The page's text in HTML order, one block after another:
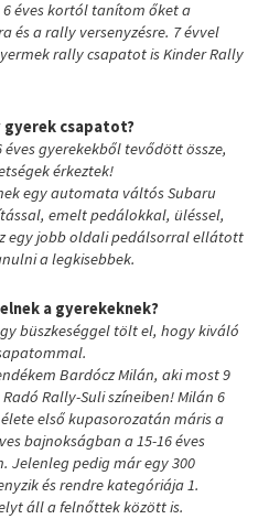
éves kortól tanítom őket a
és a rally versenyzésre. 7 évvel
rally csapatot is Kinder Rally
gyerek csapatot?
éves gyerekekből tevődött össze,
érkeztek!
egy automata váltós Subaru
emelt pedálokkal, üléssel,
egy jobb oldali pedálsorral ellátott
a legkisebbek.
a gyerekeknek?
büszkeséggel tölt el, hogy kiváló
Bardócz Milán, aki most 9
Rally-Suli színeiben! Milán 6
első kupasorozatán máris a
bajnokságban a 15-16 éves
Jelenleg pedig már egy 300
és rendre kategóriája 1.
áll a felnőttek között is.